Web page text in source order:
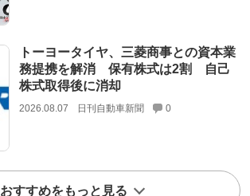
トーヨータイヤ、三菱商事との資本業
務提携を解消 保有株式は2割 自己
株式取得後に消却
2026.08.07 日刊自動車新聞 0
おすすめをもっと見る